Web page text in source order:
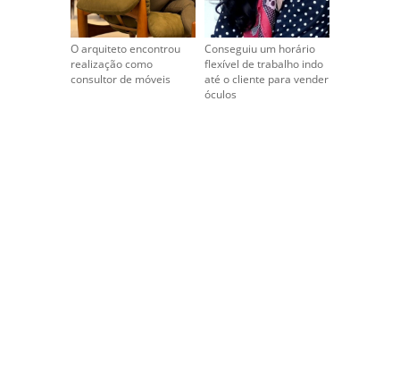
O arquiteto encontrou
realização como
consultor de móveis
Conseguiu um horário
flexível de trabalho indo
até o cliente para vender
óculos